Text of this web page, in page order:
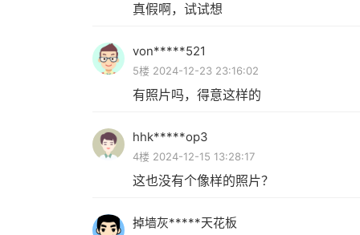
真假啊，试试想
von*****521
5楼 2024-12-23 23:16:02
有照片吗，得意这样的
hhk*****op3
4楼 2024-12-15 13:28:17
这也没有个像样的照片？
掉墙灰*****天花板